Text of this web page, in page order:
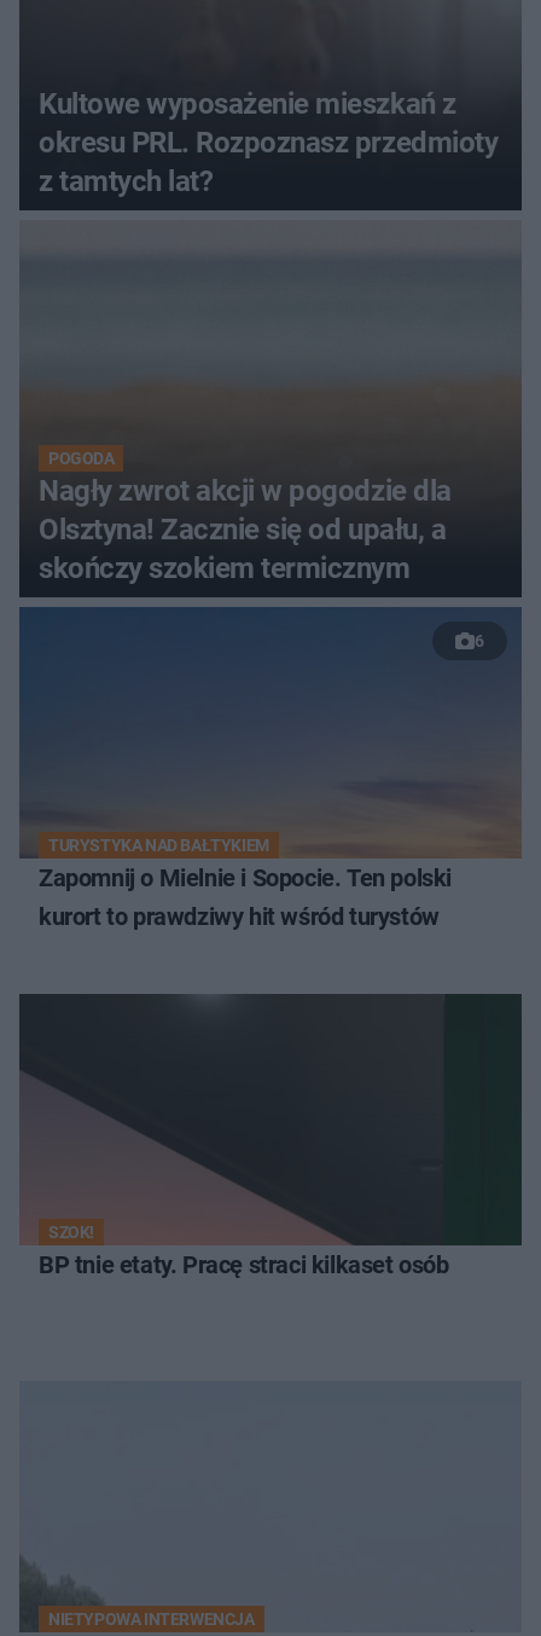
Kultowe wyposażenie mieszkań z
okresu PRL. Rozpoznasz przedmioty
z tamtych lat?
POGODA
Nagły zwrot akcji w pogodzie dla
Olsztyna! Zacznie się od upału, a
skończy szokiem termicznym
6
TURYSTYKA NAD BAŁTYKIEM
Zapomnij o Mielnie i Sopocie. Ten polski
kurort to prawdziwy hit wśród turystów
SZOK!
BP tnie etaty. Pracę straci kilkaset osób
NIETYPOWA INTERWENCJA